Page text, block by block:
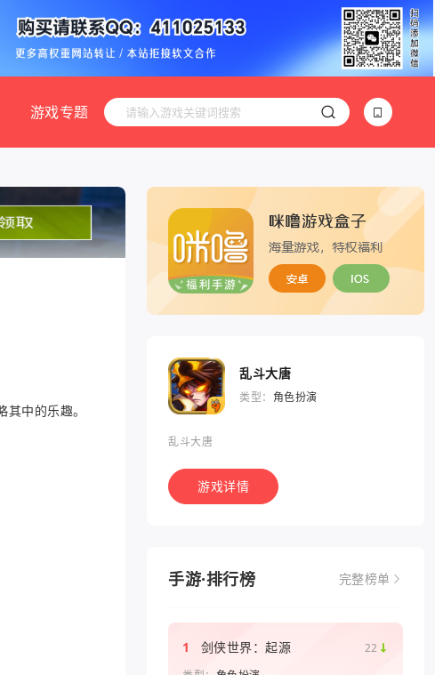
游戏专题
中的乐趣。
乱斗大唐
类型： 角色扮演
乱斗大唐
游戏详情
手游·排行榜 完整榜单
1 剑侠世界：起源
22